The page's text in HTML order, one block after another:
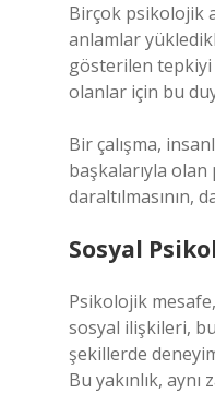
Birçok psikolojik
anlamlar
gösterilen tepkiyi
olanlar için bu
Bir çalışma,
başkalarıyla
Sosyal
Psikolojik
sosyal ilişkileri,
şekillerde
Bu yakınlık,